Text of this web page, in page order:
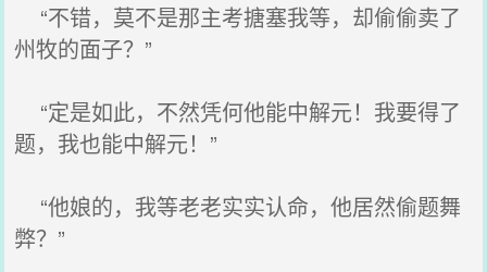
“不错，莫不是那主考搪塞我等，却偷偷卖了
州牧的面子？”
“定是如此，不然凭何他能中解元！我要得了
题，我也能中解元！”
“他娘的，我等老老实实认命，他居然偷题舞
弊？”